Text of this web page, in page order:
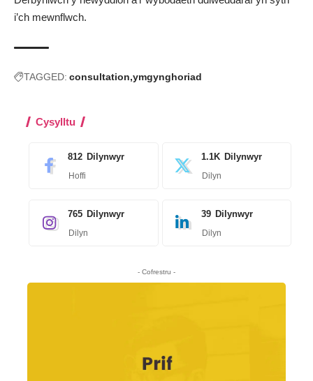
i’ch mewnflwch.
TAGGED: consultation ymgynghoriad
Cysylltu
812 Dilynwyr
Hoffi
1.1K Dilynwyr
Dilyn
765 Dilynwyr
Dilyn
39 Dilynwyr
Dilyn
- Cofrestru -